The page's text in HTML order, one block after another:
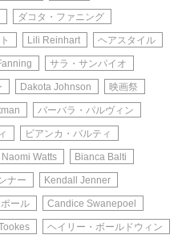
ダコタ・ファニング
Lili Reinhart ヘアスタイル
サラ・サンパイオ
Dakota Johnson 映画祭
バーバラ・パルヴィン
ビアンカ・バルティ
Naomi Watts Bianca Balti
ナー Kendall Jenner
ール Candice Swanepoel
ヘイリー・ボールドウィン